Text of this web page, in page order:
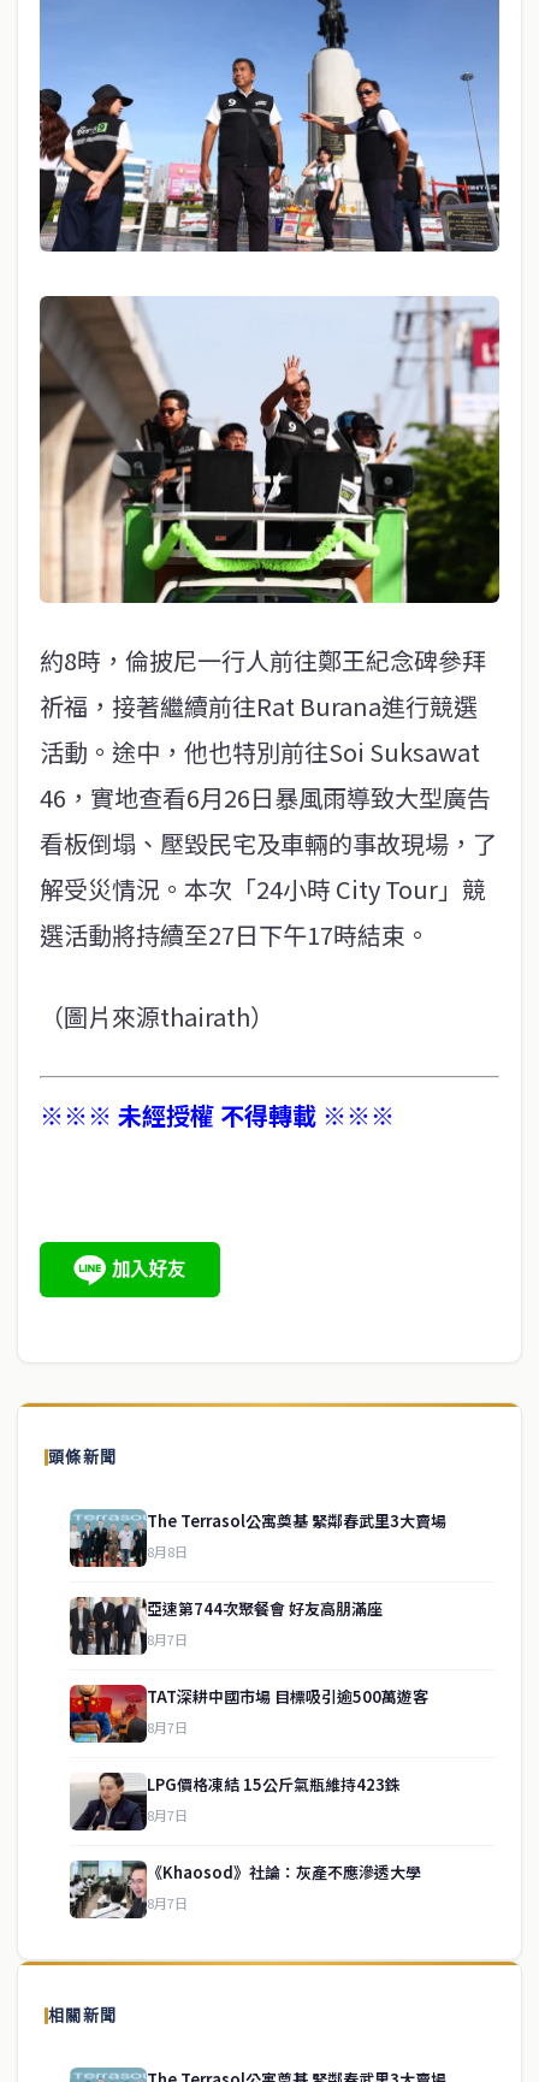
約8時，倫披尼一行人前往鄭王紀念碑參拜
祈福，接著繼續前往Rat Burana進行競選
活動。途中，他也特別前往Soi Suksawat
46，實地查看6月26日暴風雨導致大型廣告
看板倒塌、壓毀民宅及車輛的事故現場，了
解受災情況。本次「24小時 City Tour」競
選活動將持續至27日下午17時結束。
（圖片來源thairath）
※※※ 未經授權 不得轉載 ※※※
頭條新聞
The Terrasol公寓奠基 緊鄰春武里3大賣場
8月8日
亞速第744次聚餐會 好友高朋滿座
8月7日
TAT深耕中國市場 目標吸引逾500萬遊客
8月7日
LPG價格凍結 15公斤氣瓶維持423銖
8月7日
《Khaosod》社論：灰產不應滲透大學
8月7日
相關新聞
關於我們
泰國中文新聞（TCN）是一家總部設於曼谷的中文新聞媒體，致力於
供即時、客觀、多元的中文新聞內容。
service@thaichinesenews.com